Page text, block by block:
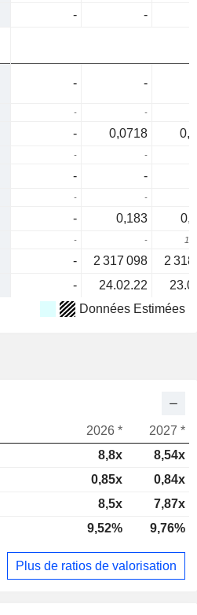
- -
- -
- -
- 0,0718
- -
- -
- -
- 0,183
- -
- 2 317 098
2
- 24.02.22
Données Estimées
2026 *
2027 *
8,8x
8,54x
0,85x
0,84x
8,5x
7,87x
9,52% 9,76%
Plus de ratios de valorisation